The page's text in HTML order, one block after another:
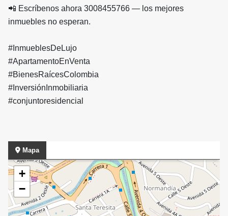
📲 Escríbenos ahora 3008455766 — los mejores
inmuebles no esperan.
#InmueblesDeLujo
#ApartamentoEnVenta
#BienesRaícesColombia
#InversiónInmobiliaria
#conjuntoresidencial
Mapa
+
−